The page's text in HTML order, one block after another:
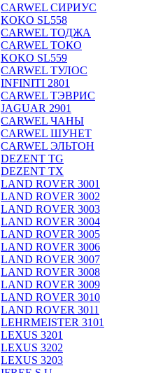
CARWEL СИРИУС
KOKO SL558
CARWEL ТОДЖА
CARWEL ТОКО
KOKO SL559
CARWEL ТУЛОС
INFINITI 2801
CARWEL ТЭВРИС
JAGUAR 2901
CARWEL ЧАНЫ
CARWEL ШУНЕТ
CARWEL ЭЛЬТОН
DEZENT TG
DEZENT TX
LAND ROVER 3001
LAND ROVER 3002
LAND ROVER 3003
LAND ROVER 3004
LAND ROVER 3005
LAND ROVER 3006
LAND ROVER 3007
LAND ROVER 3008
LAND ROVER 3009
LAND ROVER 3010
LAND ROVER 3011
LEHRMEISTER 3101
LEXUS 3201
LEXUS 3202
LEXUS 3203